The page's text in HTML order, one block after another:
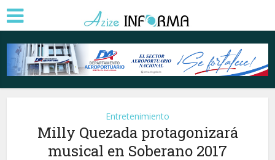
Entretenimiento
Milly Quezada protagonizará
musical en Soberano 2017